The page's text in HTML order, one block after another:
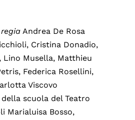
Andrea De Rosa
Cristina Donadio,
Lino Musella, Matthieu
Federica Rosellini,
Viscovo
scuola del Teatro
Marialuisa Bosso,